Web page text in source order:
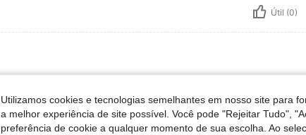
Útil (0)
Utilizamos cookies e tecnologias semelhantes em nosso site para
a melhor experiência de site possível. Você pode "Rejeitar Tudo",
preferência de cookie a qualquer momento de sua escolha. Ao